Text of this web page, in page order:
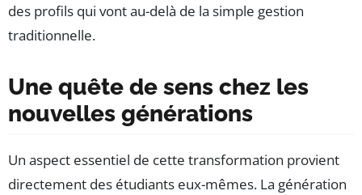
des profils qui vont au-delà de la simple gestion
traditionnelle.
Une quête de sens chez les
nouvelles générations
Un aspect essentiel de cette transformation provient
directement des étudiants eux-mêmes. La génération